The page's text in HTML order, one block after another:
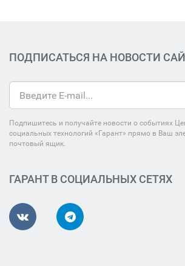
ПОДПИСАТЬСЯ НА НОВОСТИ
Подпишитесь и получайте новости о событиях
социальных технологий «Гарант» прямо в Ваш
почтовый ящик.
ГАРАНТ В СОЦИАЛЬНЫХ СЕТЯХ